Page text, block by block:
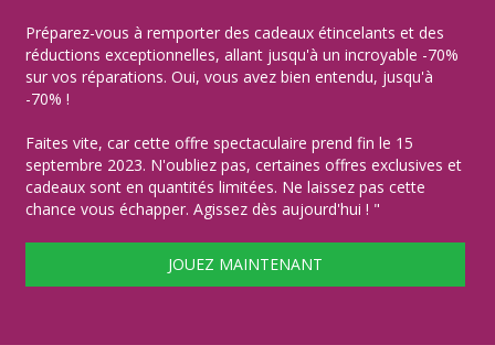
Préparez-vous à remporter des cadeaux étincelants et des
réductions exceptionnelles, allant jusqu'à un incroyable -70%
sur vos réparations. Oui, vous avez bien entendu, jusqu'à
-70% !
Faites vite, car cette offre spectaculaire prend fin le 15
septembre 2023. N'oubliez pas, certaines offres exclusives et
cadeaux sont en quantités limitées. Ne laissez pas cette
chance vous échapper. Agissez dès aujourd'hui ! "
JOUEZ MAINTENANT